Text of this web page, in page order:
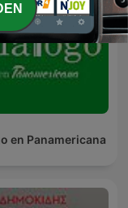
en Panamericana